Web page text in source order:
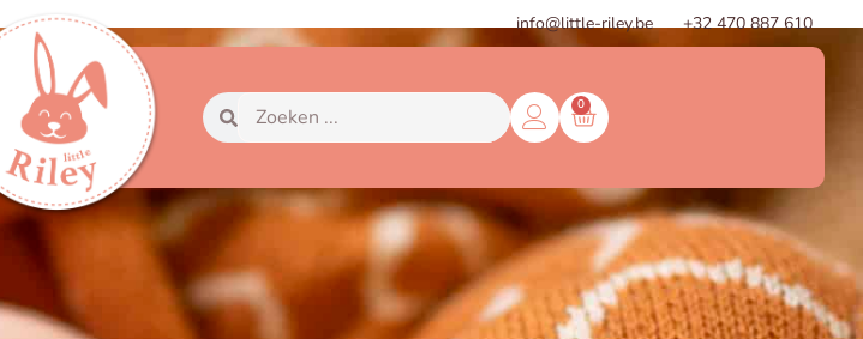
info@little-riley.be +32 470 887 610
0